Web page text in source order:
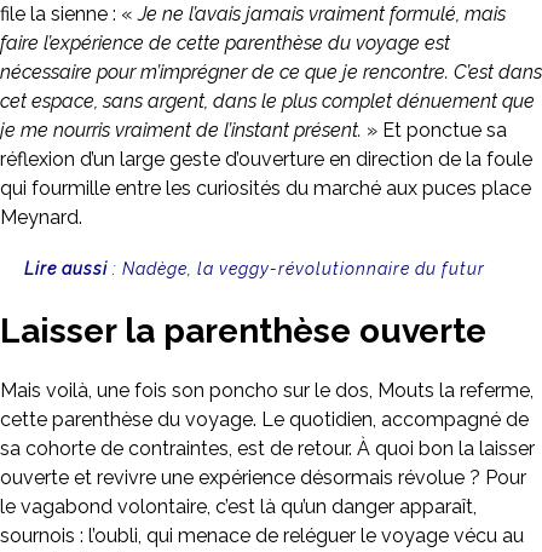
file la sienne : «Je ne l’avais jamais vraiment formulé, mais
faire l’expérience de cette parenthèse du voyage est
nécessaire pour m’imprégner de ce que je rencontre. C’est dans
cet espace, sans argent, dans le plus complet dénuement que
je me nourris vraiment de l’instant présent. » Et ponctue sa
réflexion d’un large geste d’ouverture en direction de la foule
qui fourmille entre les curiosités du marché aux puces place
Meynard.
Lire aussi : Nadège, la veggy-révolutionnaire du futur
Laisser la parenthèse ouverte
Mais voilà, une fois son poncho sur le dos, Mouts la referme,
cette parenthèse du voyage. Le quotidien, accompagné de
sa cohorte de contraintes, est de retour. À quoi bon la laisser
ouverte et revivre une expérience désormais révolue ? Pour
le vagabond volontaire, c’est là qu’un danger apparaît,
sournois : l’oubli, qui menace de reléguer le voyage vécu au